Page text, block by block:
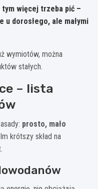
tym więcej trzeba pić –
dorosłego, ale małymi
wymiotów, można
stałych.
– lista
prosto, mało
krótszy skład na